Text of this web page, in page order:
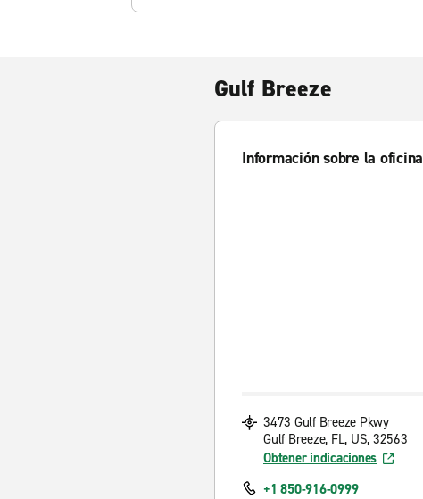
Gulf Breeze
Información sobre la oficina
3473 Gulf Breeze Pkwy
Gulf Breeze, FL, US, 32563
Obtener indicaciones
+1 850-916-0999